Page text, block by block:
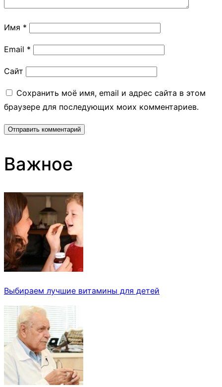
Имя *
Email *
Сайт
Сохранить моё имя, email и адрес сайта в этом
браузере для последующих моих комментариев.
Важное
Выбираем лучшие витамины для детей